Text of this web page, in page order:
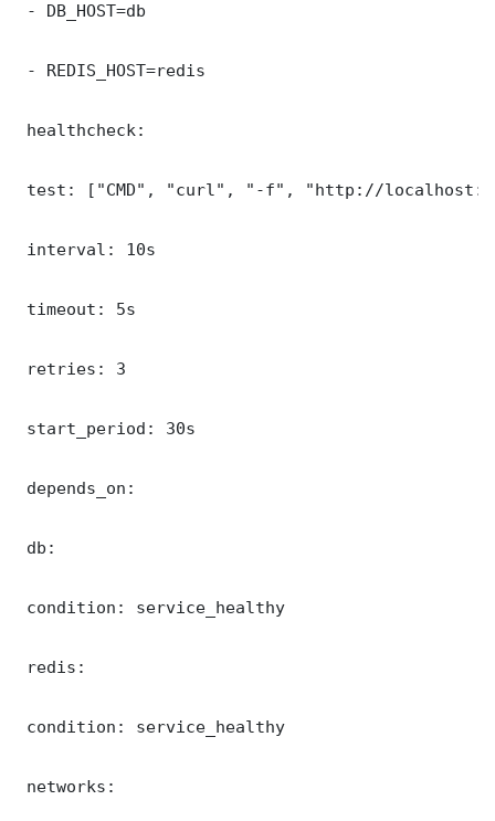
- DB_HOST=db
- REDIS_HOST=redis
healthcheck:
test: ["CMD", "curl", "-f", "http://
interval: 10s
timeout: 5s
retries: 3
start_period: 30s
depends_on:
db:
condition: service_healthy
redis:
condition: service_healthy
networks: